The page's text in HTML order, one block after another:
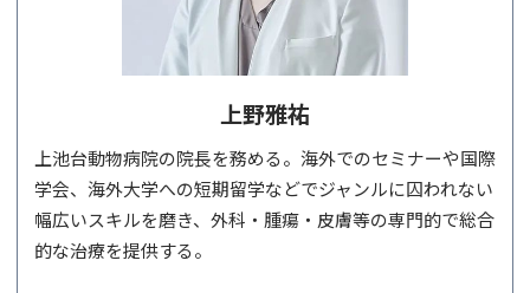
上野雅祐
上池台動物病院の院長を務める。海外でのセミナーや国際
学会、海外大学への短期留学などでジャンルに囚われない
幅広いスキルを磨き、外科・腫瘍・皮膚等の専門的で総合
的な治療を提供する。